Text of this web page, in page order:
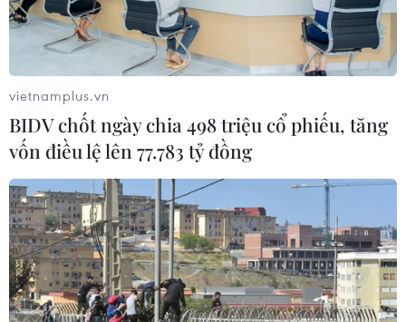
VPI dự báo giá xăng tăng nhẹ trong kỳ
vietnamplus.vn
BIDV chốt ngày chia 498 triệu cổ phiếu, tăng
vốn điều lệ lên 77.783 tỷ đồng